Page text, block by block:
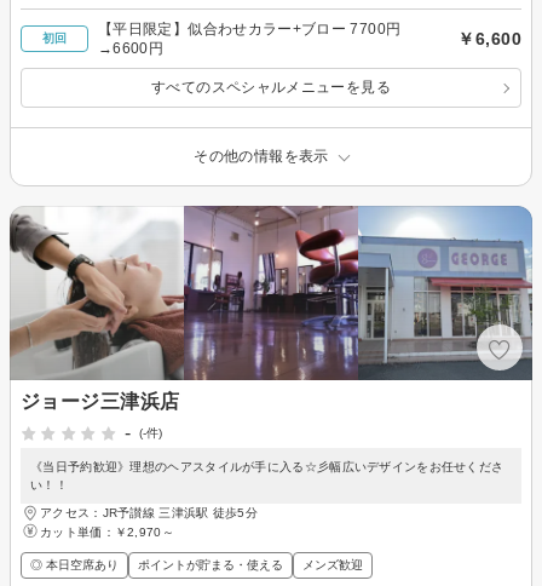
初回
【平日限定】似合わせカラー+ブロー 7700円
→6600円
￥6,600
すべてのスペシャルメニューを見る
その他の情報を表示
ジョージ三津浜店
-
(-件)
《当日予約歓迎》理想のヘアスタイルが手に入る☆彡幅広いデザインをお任せくださ
い！！
アクセス：JR予讃線 三津浜駅 徒歩5分
カット単価： ￥2,970～
◎ 本日空席あり ポイントが貯まる・使える メンズ歓迎